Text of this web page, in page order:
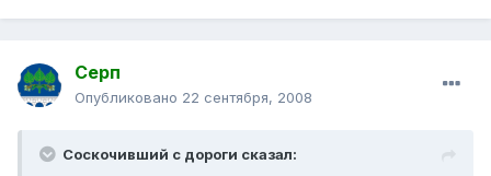
Серп
Опубликовано 22 сентября, 2008
Соскочивший с дороги сказал: